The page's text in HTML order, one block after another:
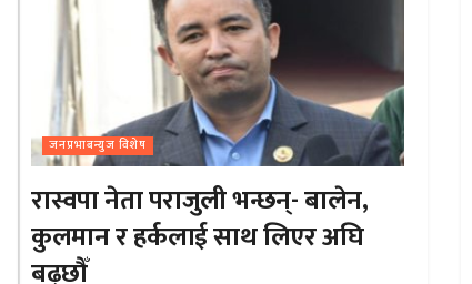
जनप्रभाबन्युज विशेष
रास्वपा नेता पराजुली भन्छन्- बालेन,
कुलमान र हर्कलाई साथ लिएर अघि
बढ्छौँ